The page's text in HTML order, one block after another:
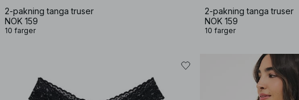
2-pakning tanga truser
NOK 159
10 farger
2-pakning tanga truser
NOK 159
10 farger